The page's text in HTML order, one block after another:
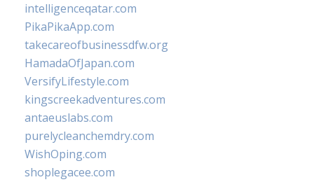
intelligenceqatar.com
PikaPikaApp.com
takecareofbusinessdfw.org
HamadaOfJapan.com
VersifyLifestyle.com
kingscreekadventures.com
antaeuslabs.com
purelycleanchemdry.com
WishOping.com
shoplegacee.com